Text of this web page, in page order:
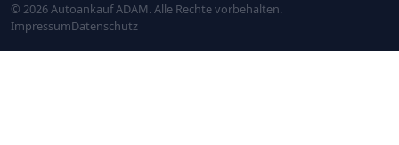
© 2026 Autoankauf ADAM. Alle Rechte vorbehalten.
ImpressumDatenschutz